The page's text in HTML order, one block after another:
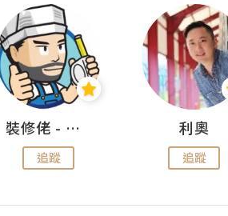
裝修佬 - 香港一站式網上裝修平台
追蹤
利奧
追蹤